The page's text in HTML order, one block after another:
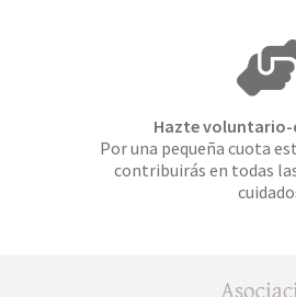
Hazte
Por una pequeña cuota
contribuirás en todas